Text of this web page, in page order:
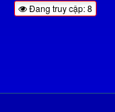
Đang truy cập: 8